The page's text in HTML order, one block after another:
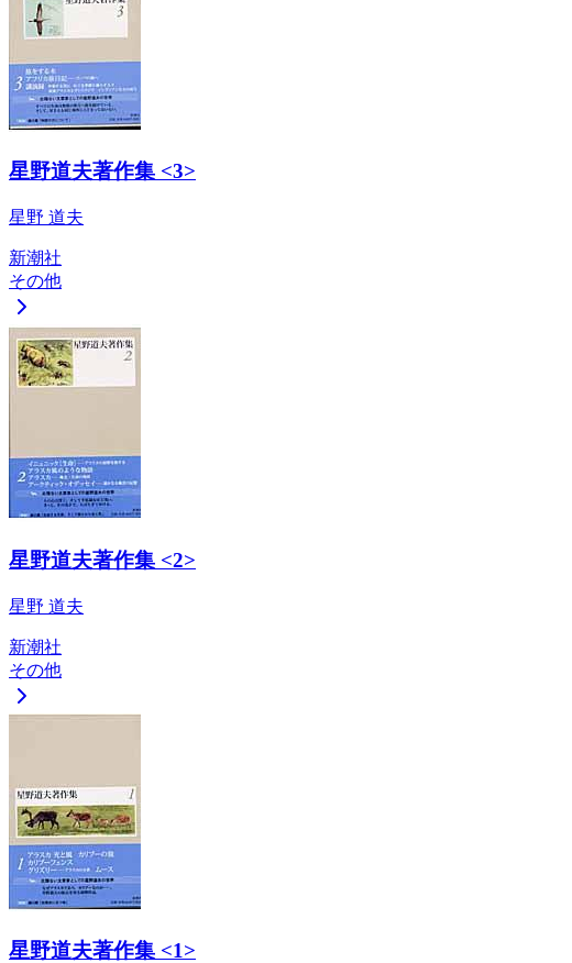
星野道夫著作集 <3>
星野 道夫
新潮社
その他
星野道夫著作集 <2>
星野 道夫
新潮社
その他
星野道夫著作集 <1>